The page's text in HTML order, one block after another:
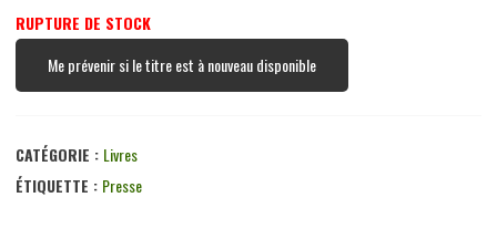
RUPTURE DE STOCK
Me prévenir si le titre est à nouveau disponible
CATÉGORIE : Livres
ÉTIQUETTE : Presse